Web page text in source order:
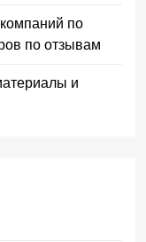
по
по отзывам
и